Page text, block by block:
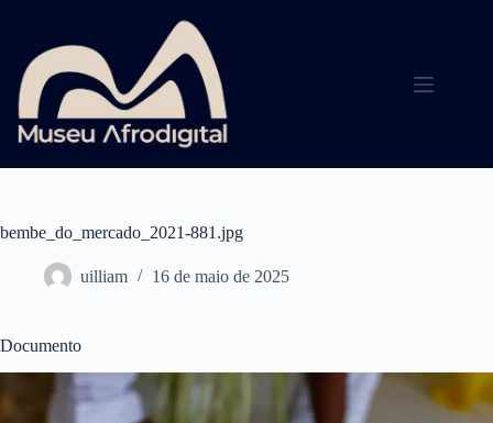
conteúdo
bembe_do_mercado_2021-881.jpg
uilliam 16 de maio de 2025
Documento